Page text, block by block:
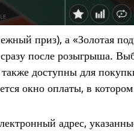
приз), а «Золотая
после розыгрыша.
доступны для
окно оплаты, в котором
адрес,